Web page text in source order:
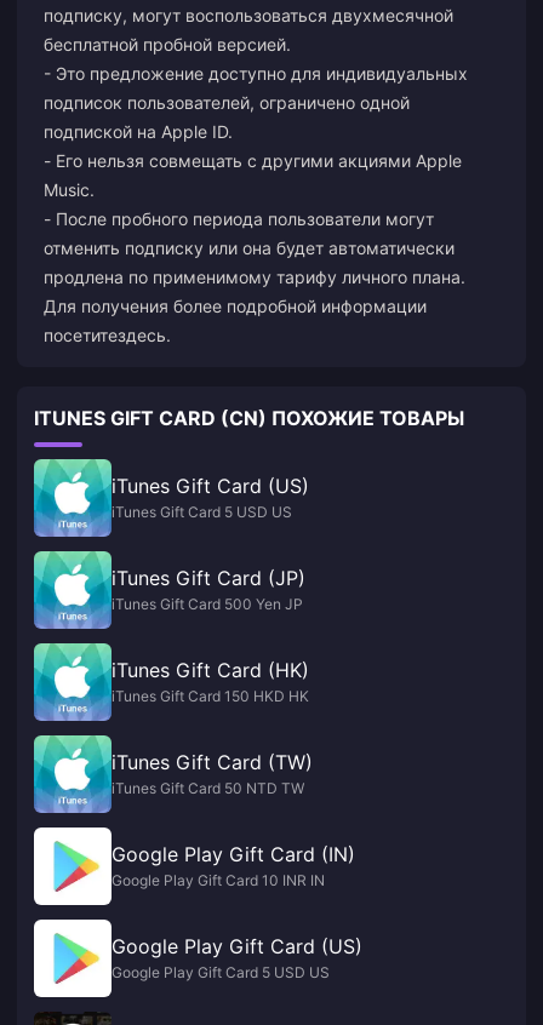
подписку, могут воспользоваться двухмесячной
бесплатной пробной версией.
- Это предложение доступно для индивидуальных
подписок пользователей, ограничено одной
подпиской на Apple ID.
- Его нельзя совмещать с другими акциями Apple
Music.
- После пробного периода пользователи могут
отменить подписку или она будет автоматически
продлена по применимому тарифу личного плана.
Для получения более подробной информации
посетитездесь.
ITUNES GIFT CARD (CN) ПОХОЖИЕ ТОВАРЫ
iTunes Gift Card (US)
iTunes Gift Card 5 USD US
iTunes Gift Card (JP)
iTunes Gift Card 500 Yen JP
iTunes Gift Card (HK)
iTunes Gift Card 150 HKD HK
iTunes Gift Card (TW)
iTunes Gift Card 50 NTD TW
Google Play Gift Card (IN)
Google Play Gift Card 10 INR IN
Google Play Gift Card (US)
Google Play Gift Card 5 USD US